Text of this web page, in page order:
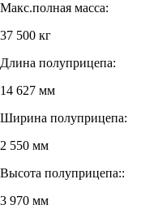
Макс.полная масса:
37 500 кг
Длина полуприцепа:
14 627 мм
Ширина полуприцепа:
2 550 мм
Высота полуприцепа::
3 970 мм